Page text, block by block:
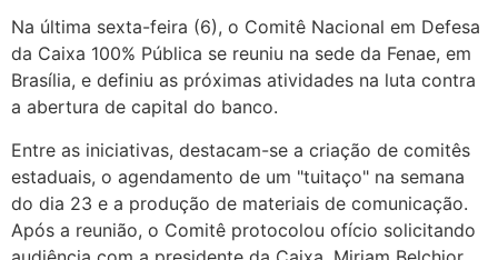
Na última sexta-feira (6), o Comitê Nacional em Defesa
da Caixa 100% Pública se reuniu na sede da Fenae, em
Brasília, e definiu as próximas atividades na luta contra
a abertura de capital do banco.
Entre as iniciativas, destacam-se a criação de comitês
estaduais, o agendamento de um "tuitaço" na semana
do dia 23 e a produção de materiais de comunicação.
Após a reunião, o Comitê protocolou ofício solicitando